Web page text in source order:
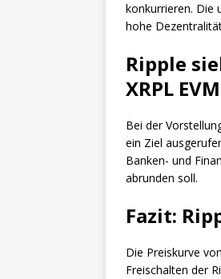
konkurrieren. Die
hohe
Ripple
XRPL EVM
Bei der
ein Ziel
Banken- und
abrunden soll.
Fazit:
Die Preiskurve
Freischalten der